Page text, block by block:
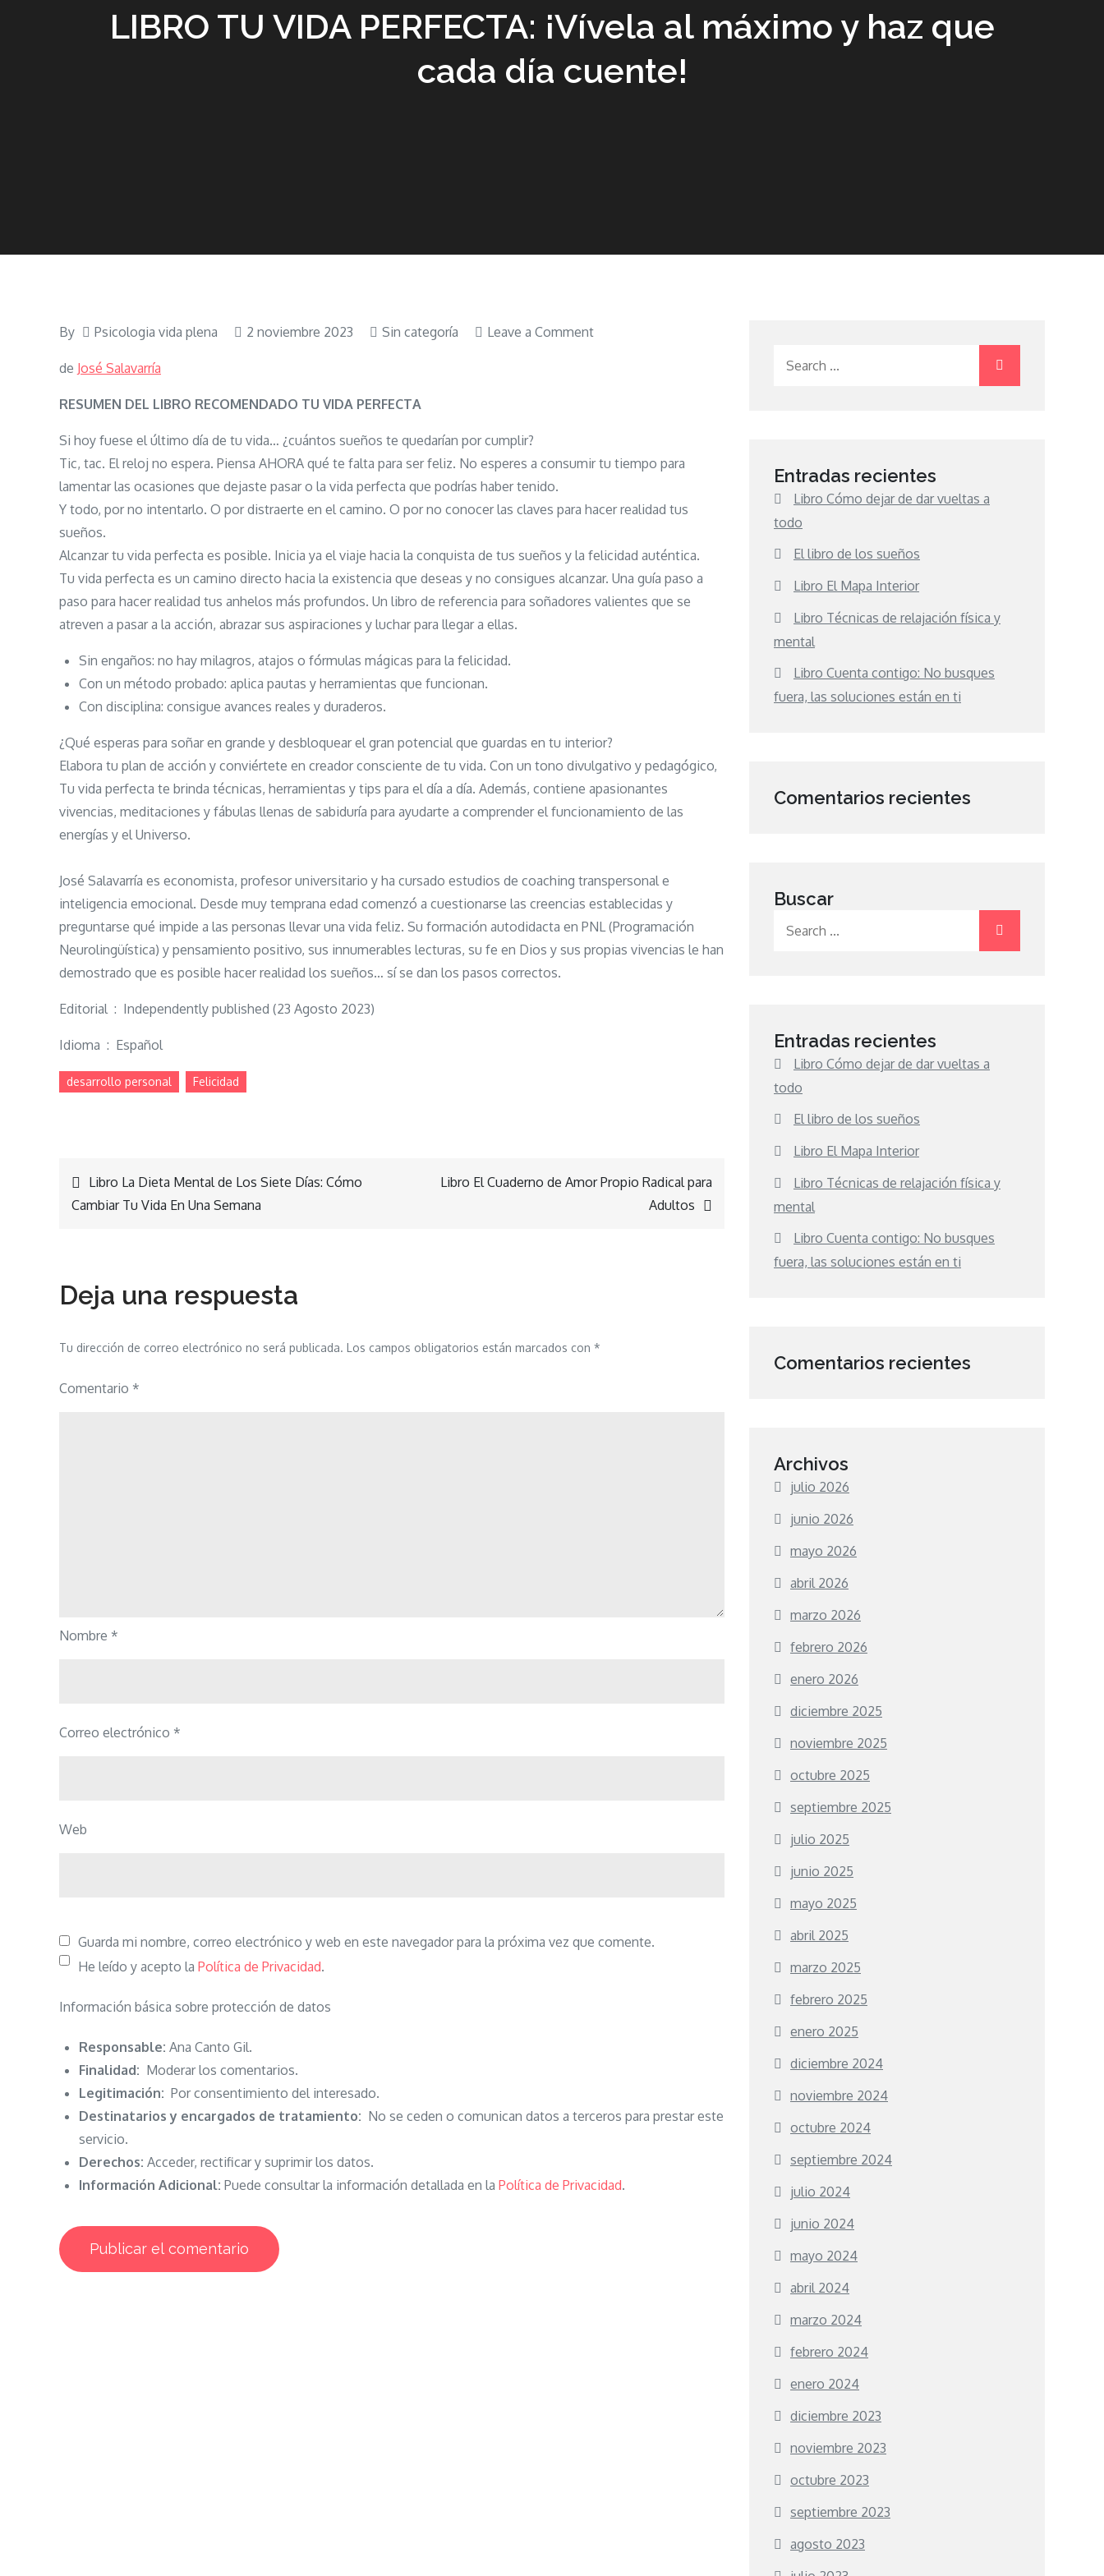
LIBRO TU VIDA PERFECTA: ¡Vívela al máximo y haz que
cada día cuente!
By Psicologia vida plena 2 noviembre 2023 Sin categoría Leave a Commenton
al
y
que
cada
día
de José Salavarría
RESUMEN DEL LIBRO RECOMENDADO TU VIDA PERFECTA
Si hoy fuese el último día de tu vida… ¿cuántos sueños te quedarían por cumplir?
Tic, tac. El reloj no espera. Piensa AHORA qué te falta para ser feliz. No esperes a consumir tu tiempo para
lamentar las ocasiones que dejaste pasar o la vida perfecta que podrías haber tenido.
Y todo, por no intentarlo. O por distraerte en el camino. O por no conocer las claves para hacer realidad tus
sueños.
Alcanzar tu vida perfecta es posible. Inicia ya el viaje hacia la conquista de tus sueños y la felicidad auténtica.
Tu vida perfecta es un camino directo hacia la existencia que deseas y no consigues alcanzar. Una guía paso a
paso para hacer realidad tus anhelos más profundos. Un libro de referencia para soñadores valientes que se
atreven a pasar a la acción, abrazar sus aspiraciones y luchar para llegar a ellas.
Sin engaños: no hay milagros, atajos o fórmulas mágicas para la felicidad.
Con un método probado: aplica pautas y herramientas que funcionan.
Con disciplina: consigue avances reales y duraderos.
¿Qué esperas para soñar en grande y desbloquear el gran potencial que guardas en tu interior?
Elabora tu plan de acción y conviértete en creador consciente de tu vida. Con un tono divulgativo y pedagógico,
Tu vida perfecta te brinda técnicas, herramientas y tips para el día a día. Además, contiene apasionantes
vivencias, meditaciones y fábulas llenas de sabiduría para ayudarte a comprender el funcionamiento de las
energías y el Universo.
José Salavarría es economista, profesor universitario y ha cursado estudios de coaching transpersonal e
inteligencia emocional. Desde muy temprana edad comenzó a cuestionarse las creencias establecidas y
preguntarse qué impide a las personas llevar una vida feliz. Su formación autodidacta en PNL (Programación
Neurolingüística) y pensamiento positivo, sus innumerables lecturas, su fe en Dios y sus propias vivencias le han
demostrado que es posible hacer realidad los sueños… sí se dan los pasos correctos.
Editorial ‏ : ‎ Independently published (23 Agosto 2023)
Idioma ‏ : ‎ Español
desarrollo personal Felicidad
Navegación
entradas
Libro La Dieta Mental de Los Siete Días: Cómo
Cambiar Tu Vida En Una Semana
Libro El Cuaderno de Amor Propio Radical para
Adultos
Deja una respuesta
Tu dirección de correo electrónico no será publicada. Los campos obligatorios están marcados con *
Comentario *
Nombre *
Correo electrónico *
Web
Guarda mi nombre, correo electrónico y web en este navegador para la próxima vez que comente.
He leído y acepto la Política de Privacidad.
Información básica sobre protección de datos
Responsable: Ana Canto Gil.
Finalidad: Moderar los comentarios.
Legitimación: Por consentimiento del interesado.
Destinatarios y encargados de tratamiento: No se ceden o comunican datos a terceros para prestar este
servicio.
Derechos: Acceder, rectificar y suprimir los datos.
Información Adicional: Puede consultar la información detallada en la Política de Privacidad.
Entradas recientes
Libro Cómo dejar de dar vueltas a
todo
El libro de los sueños
Libro El Mapa Interior
Libro Técnicas de relajación física y
mental
Libro Cuenta contigo: No busques
fuera, las soluciones están en ti
Comentarios recientes
Buscar
Entradas recientes
Libro Cómo dejar de dar vueltas a
todo
El libro de los sueños
Libro El Mapa Interior
Libro Técnicas de relajación física y
mental
Libro Cuenta contigo: No busques
fuera, las soluciones están en ti
Comentarios recientes
Archivos
julio 2026
junio 2026
mayo 2026
abril 2026
marzo 2026
febrero 2026
enero 2026
diciembre 2025
noviembre 2025
octubre 2025
septiembre 2025
julio 2025
junio 2025
mayo 2025
abril 2025
marzo 2025
febrero 2025
enero 2025
diciembre 2024
noviembre 2024
octubre 2024
septiembre 2024
julio 2024
junio 2024
mayo 2024
abril 2024
marzo 2024
febrero 2024
enero 2024
diciembre 2023
noviembre 2023
octubre 2023
septiembre 2023
agosto 2023